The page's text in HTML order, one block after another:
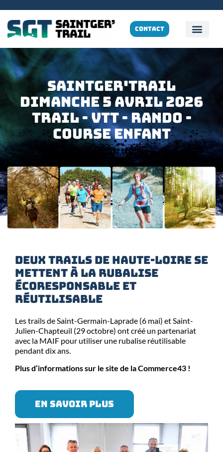
CONTACT
SAINTGER'TRAIL
Dimanche 5 Avril 2026
TRAIL - VTT - rando -
cOURSE ENFANT
Deux trails de Haute-Loire se
mettent à la rubalise
écoresponsable et
réutilisable
Les trails de Saint-Germain-Laprade (6 mai) et Saint-
Julien-Chapteuil (29 octobre) ont créé un partenariat
avec la MAIF pour utiliser une rubalise réutilisable
pendant dix ans.
Plus d’informations sur le site de la Commerce43 !
EN SAVOIR PLUS